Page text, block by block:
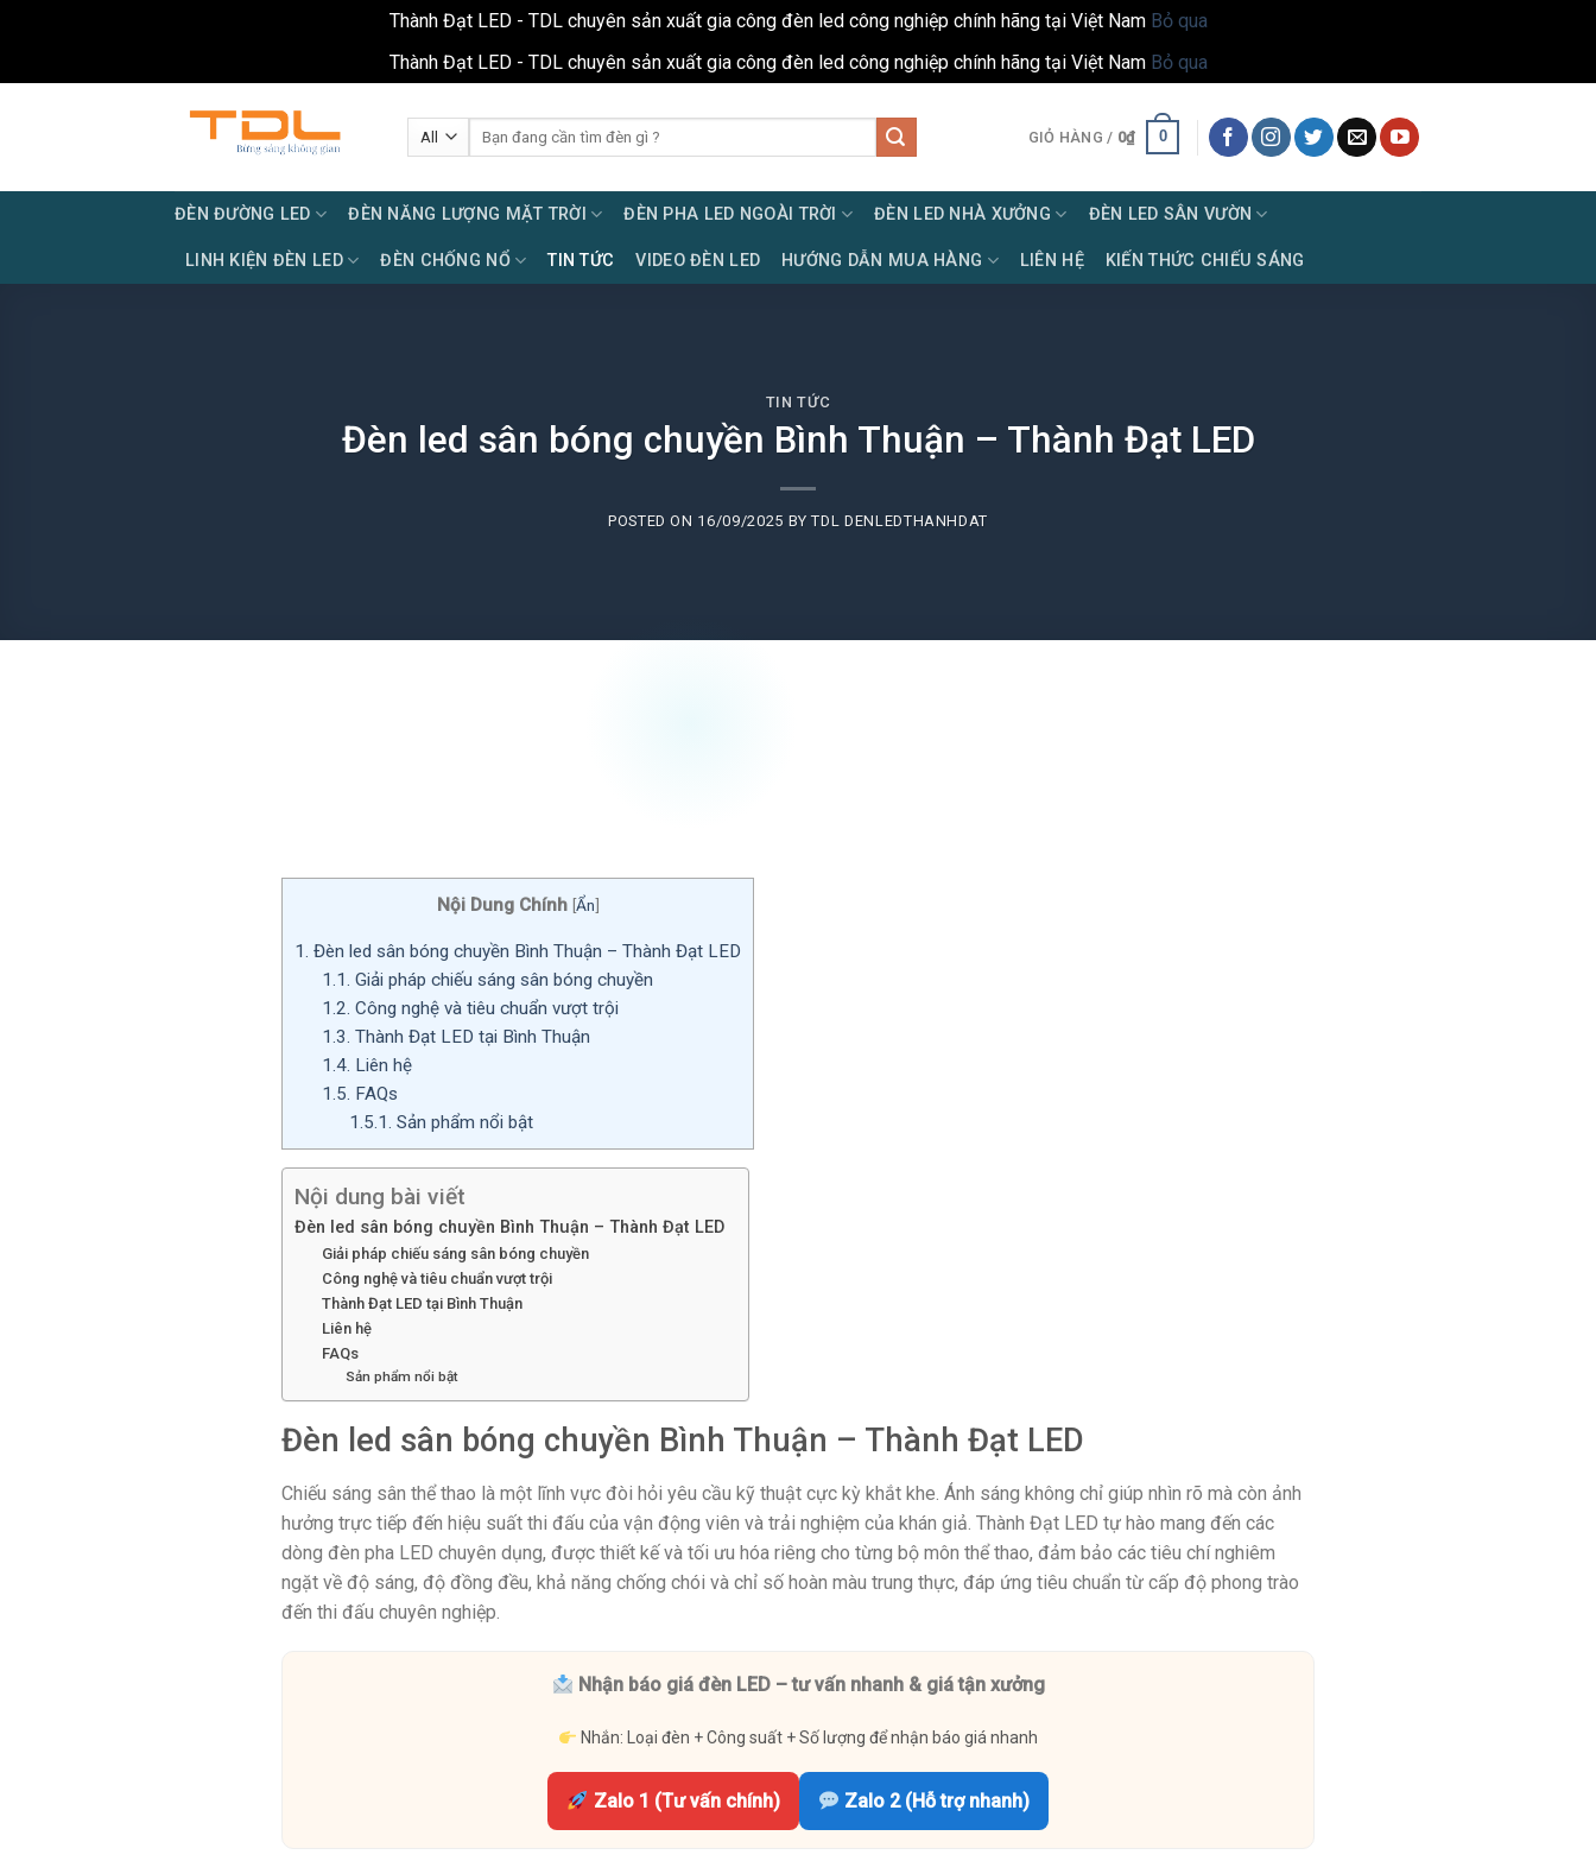
Thành Đạt LED - TDL chuyên sản xuất gia công đèn led công nghiệp chính hãng tại Việt Nam Bỏ qua
Thành Đạt LED - TDL chuyên sản xuất gia công đèn led công nghiệp chính hãng tại Việt Nam Bỏ qua
kiếm:
GIỎ HÀNG / 0₫ 0
ĐÈN ĐƯỜNG LED ĐÈN NĂNG LƯỢNG MẶT TRỜI ĐÈN PHA LED NGOÀI TRỜI ĐÈN LED NHÀ XƯỞNG ĐÈN LED SÂN VƯỜN
LINH KIỆN ĐÈN LED ĐÈN CHỐNG NỔ TIN TỨC VIDEO ĐÈN LED HƯỚNG DẪN MUA HÀNG LIÊN HỆ KIẾN THỨC CHIẾU SÁNG
TIN TỨC
Đèn led sân bóng chuyền Bình Thuận – Thành Đạt LED
POSTED ON 16/09/2025 BYTDL DENLEDTHANHDAT
Nội Dung Chính [Ẩn]
1. Đèn led sân bóng chuyền Bình Thuận – Thành Đạt LED
1.1. Giải pháp chiếu sáng sân bóng chuyền
1.2. Công nghệ và tiêu chuẩn vượt trội
1.3. Thành Đạt LED tại Bình Thuận
1.4. Liên hệ
1.5. FAQs
1.5.1. Sản phẩm nổi bật
Nội dung bài viết
Đèn led sân bóng chuyền Bình Thuận – Thành Đạt LED
Giải pháp chiếu sáng sân bóng chuyền
Công nghệ và tiêu chuẩn vượt trội
Thành Đạt LED tại Bình Thuận
Liên hệ
FAQs
Sản phẩm nổi bật
Đèn led sân bóng chuyền Bình Thuận – Thành Đạt LED
Chiếu sáng sân thể thao là một lĩnh vực đòi hỏi yêu cầu kỹ thuật cực kỳ khắt khe. Ánh sáng không chỉ giúp nhìn rõ mà còn ảnh
hưởng trực tiếp đến hiệu suất thi đấu của vận động viên và trải nghiệm của khán giả. Thành Đạt LED tự hào mang đến các
dòng đèn pha LED chuyên dụng, được thiết kế và tối ưu hóa riêng cho từng bộ môn thể thao, đảm bảo các tiêu chí nghiêm
ngặt về độ sáng, độ đồng đều, khả năng chống chói và chỉ số hoàn màu trung thực, đáp ứng tiêu chuẩn từ cấp độ phong trào
đến thi đấu chuyên nghiệp.
Nhận báo giá đèn LED – tư vấn nhanh & giá tận xưởng
Nhắn: Loại đèn + Công suất + Số lượng để nhận báo giá nhanh
Zalo 1 (Tư vấn chính) Zalo 2 (Hỗ trợ nhanh)